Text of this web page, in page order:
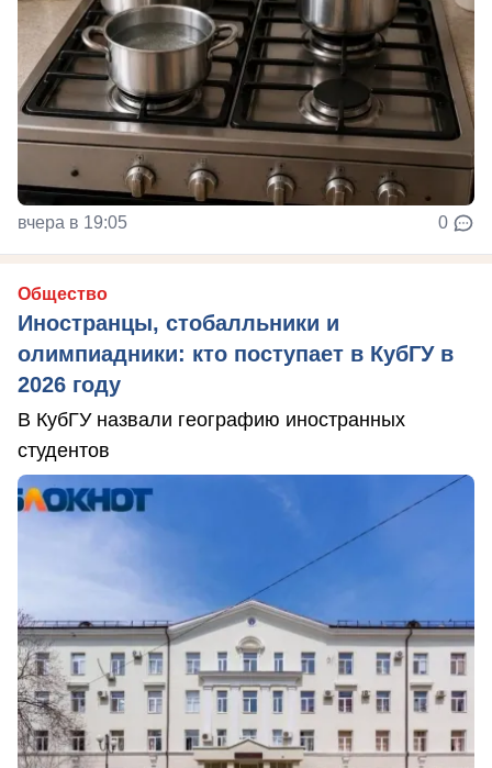
вчера в 19:05 0
Общество
Иностранцы, стобалльники и
олимпиадники: кто поступает в КубГУ в
2026 году
В КубГУ назвали географию иностранных
студентов